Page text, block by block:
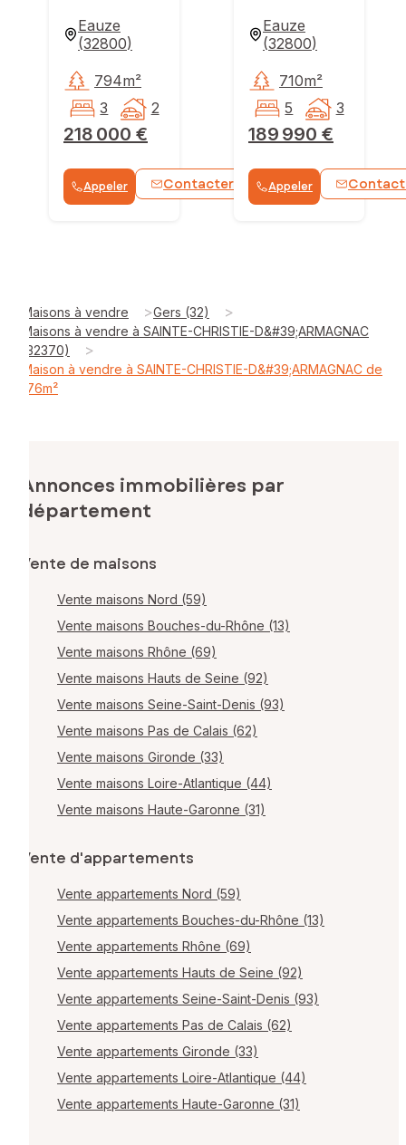
Eauze
(32800)
218 000 €
794m²
3
2
Appeler Contacter WhatsApp
Eauze
(32800)
189 990 €
710m²
5
3
Appeler
Maisons à vendre >Gers (32) >
Maisons à vendre à SAINTE-CHRISTIE-D&#39;ARMAGNAC
(32370)
>
Maison à vendre à SAINTE-CHRISTIE-D&#39;ARMAGNAC de
176m²
Annonces immobilières par
département
Vente de maisons
Vente maisons Nord (59)
Vente maisons Bouches-du-Rhône (13)
Vente maisons Rhône (69)
Vente maisons Hauts de Seine (92)
Vente maisons Seine-Saint-Denis (93)
Vente maisons Pas de Calais (62)
Vente maisons Gironde (33)
Vente maisons Loire-Atlantique (44)
Vente maisons Haute-Garonne (31)
Vente d'appartements
Vente appartements Nord (59)
Vente appartements Bouches-du-Rhône (13)
Vente appartements Rhône (69)
Vente appartements Hauts de Seine (92)
Vente appartements Seine-Saint-Denis (93)
Vente appartements Pas de Calais (62)
Vente appartements Gironde (33)
Vente appartements Loire-Atlantique (44)
Vente appartements Haute-Garonne (31)